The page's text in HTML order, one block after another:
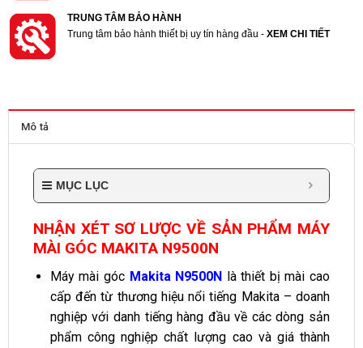
TRUNG TÂM BẢO HÀNH
Trung tâm bảo hành thiết bị uy tín hàng đầu -XEM CHI TIẾT
Mô tả
MỤC LỤC
NHẬN XÉT SƠ LƯỢC VỀ SẢN PHẨM MÁY
MÀI GÓC MAKITA N9500N
Máy mài góc Makita N9500N là thiết bị mài cao
cấp đến từ thương hiệu nổi tiếng Makita – doanh
nghiệp với danh tiếng hàng đầu về các dòng sản
phẩm công nghiệp chất lượng cao và giá thành